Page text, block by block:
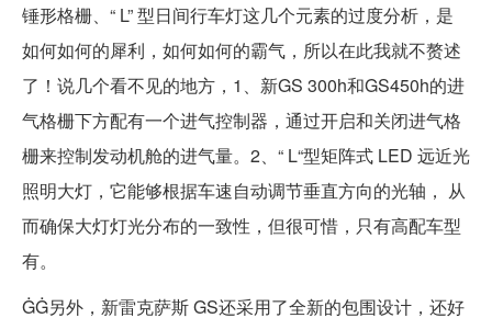
锤形格栅、“ L” 型日间行车灯这几个元素的过度分析，是
如何如何的犀利，如何如何的霸气，所以在此我就不赘述
了！说几个看不见的地方，1、新GS 300h和GS450h的进
气格栅下方配有一个进气控制器，通过开启和关闭进气格
栅来控制发动机舱的进气量。2、“ L“型矩阵式 LED 远近光
照明大灯，它能够根据车速自动调节垂直方向的光轴， 从
而确保大灯灯光分布的一致性，但很可惜，只有高配车型
有。
ĠĠ另外，新雷克萨斯 GS还采用了全新的包围设计，还好